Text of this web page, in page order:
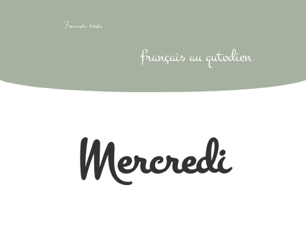
français au qutodien
Mercredi